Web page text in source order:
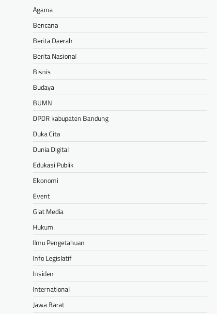
Agama
Bencana
Berita Daerah
Berita Nasional
Bisnis
Budaya
BUMN
DPDR kabupaten Bandung
Duka Cita
Dunia Digital
Edukasi Publik
Ekonomi
Event
Giat Media
Hukum
Ilmu Pengetahuan
Info Legislatif
Insiden
International
Jawa Barat